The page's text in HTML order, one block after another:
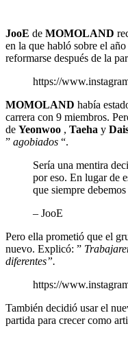
JooE de MOMOLAND
en la que habló sobre el
reformarse después de la
https://
MOMOLAND había
carrera con 9 miembros.
de Yeonwoo , Taeha y
” agobiados “.
Sería una mentira
por eso. En lugar de
que siempre
– JooE
Pero ella prometió que el
nuevo. Explicó: ”
diferentes”.
https://
También decidió usar el
partida para crecer como